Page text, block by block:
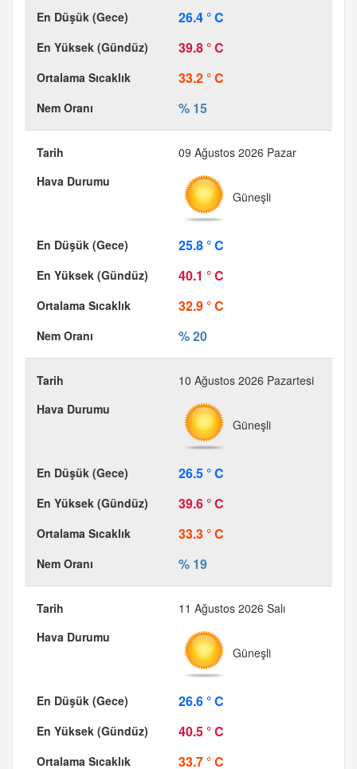
26.4 ° C
39.8 ° C
33.2 ° C
% 15
09 Ağustos 2026 Pazar
Güneşli
25.8 ° C
40.1 ° C
32.9 ° C
% 20
10 Ağustos 2026 Pazartesi
Güneşli
26.5 ° C
39.6 ° C
33.3 ° C
% 19
11 Ağustos 2026 Salı
Güneşli
26.6 ° C
40.5 ° C
33.7 ° C